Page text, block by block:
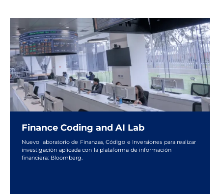
Finance Coding and AI Lab
Nuevo laboratorio de Finanzas, Código e Inversiones para realizar
investigación aplicada con la plataforma de información
financiera: Bloomberg.